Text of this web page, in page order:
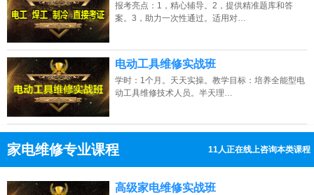
报考亮点：1，精心辅导。2，提供精准题库和答
案。3，助力一次性通过。适用对…
电动工具维修实战班
学时：1个月。天天实操。教学目标：培养全能型电
动工具维修技术人员。半天理…
家电维修专业课程 11人正在线上咨询本类课程
点击免费咨询电话：13807313137
高级家电维修实战班